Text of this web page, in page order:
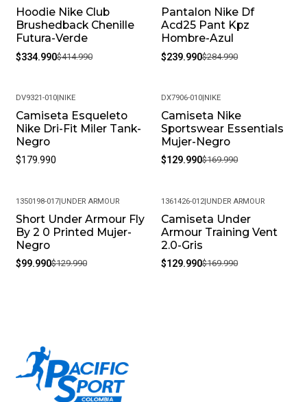
-19%
Hoodie Nike Club
Brushedback Chenille
Futura-Verde
$334.990$414.990
-16%
Pantalon Nike Df
Acd25 Pant Kpz
Hombre-Azul
$239.990$284.990
DV9321-010| NIKE
Camiseta Esqueleto
Nike Dri-Fit Miler Tank-
Negro
$179.990
-24%
DX7906-010 NIKE
Camiseta Nike
Sportswear Essentials
Mujer-Negro
$129.990$169.990
-23%
1350198-017| UNDER ARMOUR
Short Under Armour Fly
By 2 0 Printed Mujer-
Negro
$99.990$129.990
-24%
1361426-012| UNDER ARMOUR
Camiseta Under
Armour Training Vent
2.0-Gris
$129.990$169.990